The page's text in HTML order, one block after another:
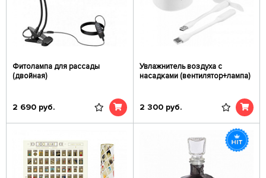
Фитолампа для рассады
(двойная)
2 690 руб.
Увлажнитель воздуха с
насадками (вентилятор+лампа)
2 300 руб.